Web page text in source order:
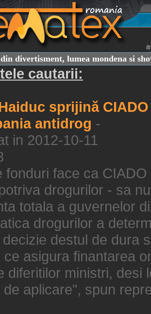
divertisment, lumea mondena si
cautarii:
sprijină CIADO
antidrog -
in 2012-10-11
fonduri face ca
drogurilor - sa
totala a guvernelor
drogurilor a
destul de dura
ce asigura finantarea
diferitilor ministri, desi
de aplicare", spun